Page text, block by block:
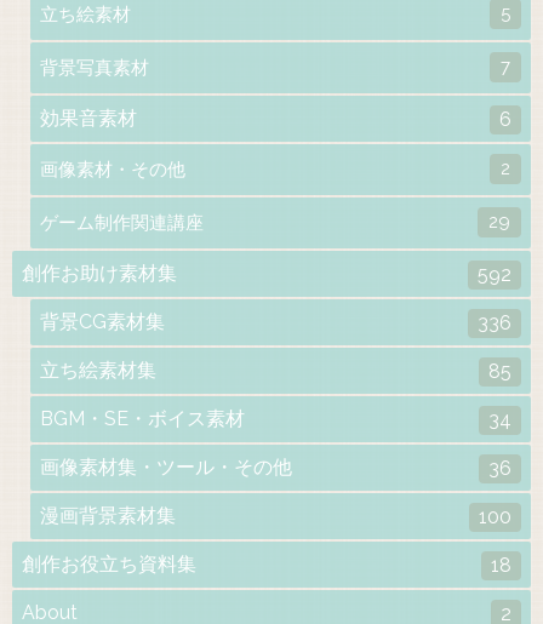
立ち絵素材 5
背景写真素材 7
効果音素材 6
画像素材・その他 2
ゲーム制作関連講座 29
創作お助け素材集 592
背景CG素材集 336
立ち絵素材集 85
BGM・SE・ボイス素材 34
画像素材集・ツール・その他 36
漫画背景素材集 100
創作お役立ち資料集 18
About 2